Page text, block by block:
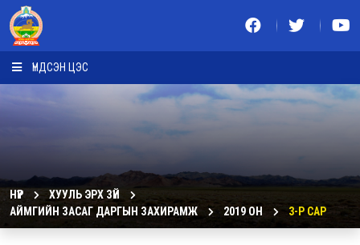
ҮНДСЭН ЦЭС
НҮҮР
ХУУЛЬ ЭРХ ЗҮЙ
АЙМГИЙН ЗАСАГ ДАРГЫН ЗАХИРАМЖ
2019 ОН 3-Р САР